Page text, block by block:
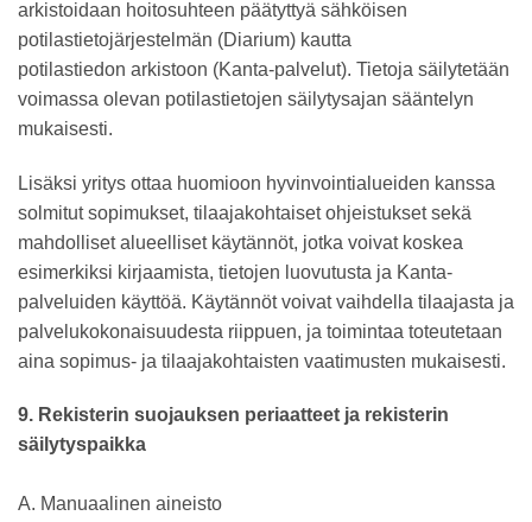
arkistoidaan hoitosuhteen päätyttyä sähköisen
potilastietojärjestelmän (Diarium) kautta
potilastiedon arkistoon (Kanta-palvelut). Tietoja säilytetään
voimassa olevan potilastietojen säilytysajan sääntelyn
mukaisesti.
Lisäksi yritys ottaa huomioon hyvinvointialueiden kanssa
solmitut sopimukset, tilaajakohtaiset ohjeistukset sekä
mahdolliset alueelliset käytännöt, jotka voivat koskea
esimerkiksi kirjaamista, tietojen luovutusta ja Kanta-
palveluiden käyttöä. Käytännöt voivat vaihdella tilaajasta ja
palvelukokonaisuudesta riippuen, ja toimintaa toteutetaan
aina sopimus- ja tilaajakohtaisten vaatimusten mukaisesti.
9. Rekisterin suojauksen periaatteet ja rekisterin
säilytyspaikka
A. Manuaalinen aineisto